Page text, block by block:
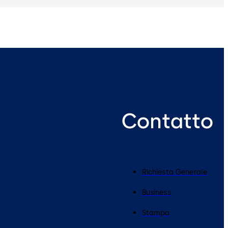
Contatto
Richiesta Generale
Business
Stampa